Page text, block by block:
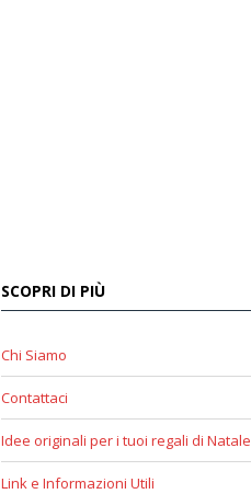
SCOPRI DI PIÙ
Chi Siamo
Contattaci
Idee originali per i tuoi regali di Natale
Link e Informazioni Utili